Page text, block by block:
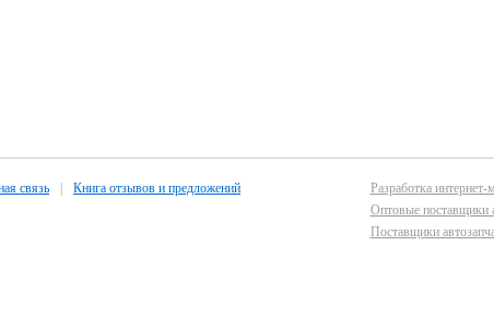
связь Книга отзывов и предложений
Разработка интернет-
Оптовые поставщики
Поставщики